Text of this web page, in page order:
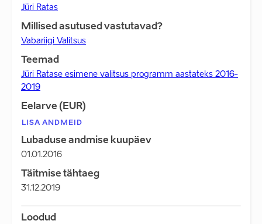
Jüri Ratas
Millised asutused vastutavad?
Vabariigi Valitsus
Teemad
Jüri Ratase esimene valitsus programm aastateks 2016-
2019
Eelarve (EUR)
LISA ANDMEID
Lubaduse andmise kuupäev
01.01.2016
Täitmise tähtaeg
31.12.2019
Loodud